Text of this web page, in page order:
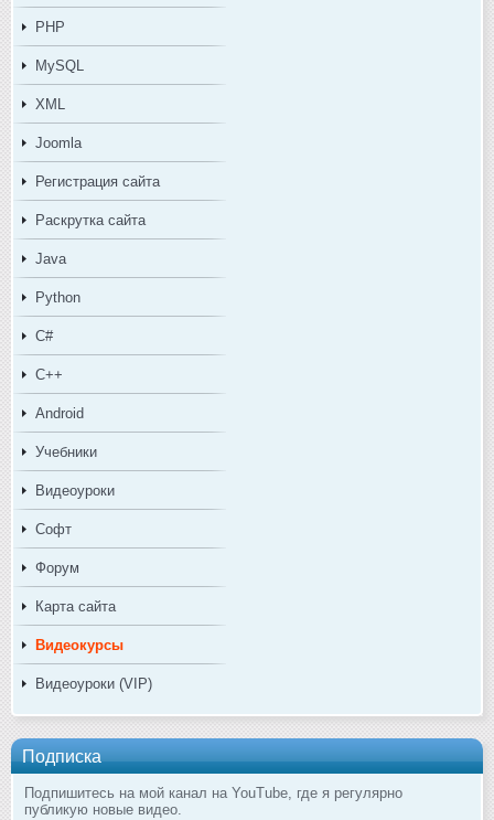
PHP
MySQL
XML
Joomla
Регистрация сайта
Раскрутка сайта
Java
Python
C#
C++
Android
Учебники
Видеоуроки
Софт
Форум
Карта сайта
Видеокурсы
Видеоуроки (VIP)
Подписка
Подпишитесь на мой канал на YouTube, где я регулярно
публикую новые видео.